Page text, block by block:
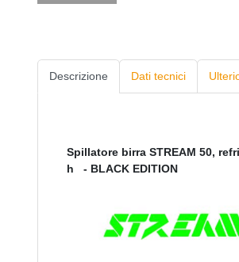
Descrizione Dati tecnici
Spillatore birra STREAM 50,
h - BLACK EDITION